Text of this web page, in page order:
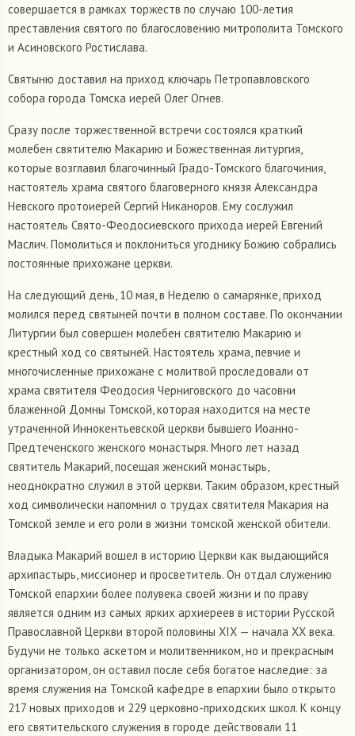
совершается в рамках торжеств по случаю 100-летия
преставления святого по благословению митрополита Томского
и Асиновского Ростислава.
Святыню доставил на приход ключарь Петропавловского
собора города Томска иерей Олег Огнев.
Сразу после торжественной встречи состоялся краткий
молебен святителю Макарию и Божественная литургия,
которые возглавил благочинный Градо-Томского благочиния,
настоятель храма святого благоверного князя Александра
Невского протоиерей Сергий Никаноров. Ему сослужил
настоятель Свято-Феодосиевского прихода иерей Евгений
Маслич. Помолиться и поклониться угоднику Божию собрались
постоянные прихожане церкви.
На следующий день, 10 мая, в Неделю о самарянке, приход
молился перед святыней почти в полном составе. По окончании
Литургии был совершен молебен святителю Макарию и
крестный ход со святыней. Настоятель храма, певчие и
многочисленные прихожане с молитвой проследовали от
храма святителя Феодосия Черниговского до часовни
блаженной Домны Томской, которая находится на месте
утраченной Иннокентьевской церкви бывшего Иоанно-
Предтеченского женского монастыря. Много лет назад
святитель Макарий, посещая женский монастырь,
неоднократно служил в этой церкви. Таким образом, крестный
ход символически напомнил о трудах святителя Макария на
Томской земле и его роли в жизни томской женской обители.
Владыка Макарий вошел в историю Церкви как выдающийся
архипастырь, миссионер и просветитель. Он отдал служению
Томской епархии более полувека своей жизни и по праву
является одним из самых ярких архиереев в истории Русской
Православной Церкви второй половины XIX — начала XX века.
Будучи не только аскетом и молитвенником, но и прекрасным
организатором, он оставил после себя богатое наследие: за
время служения на Томской кафедре в епархии было открыто
217 новых приходов и 229 церковно-приходских школ. К концу
его святительского служения в городе действовали 11